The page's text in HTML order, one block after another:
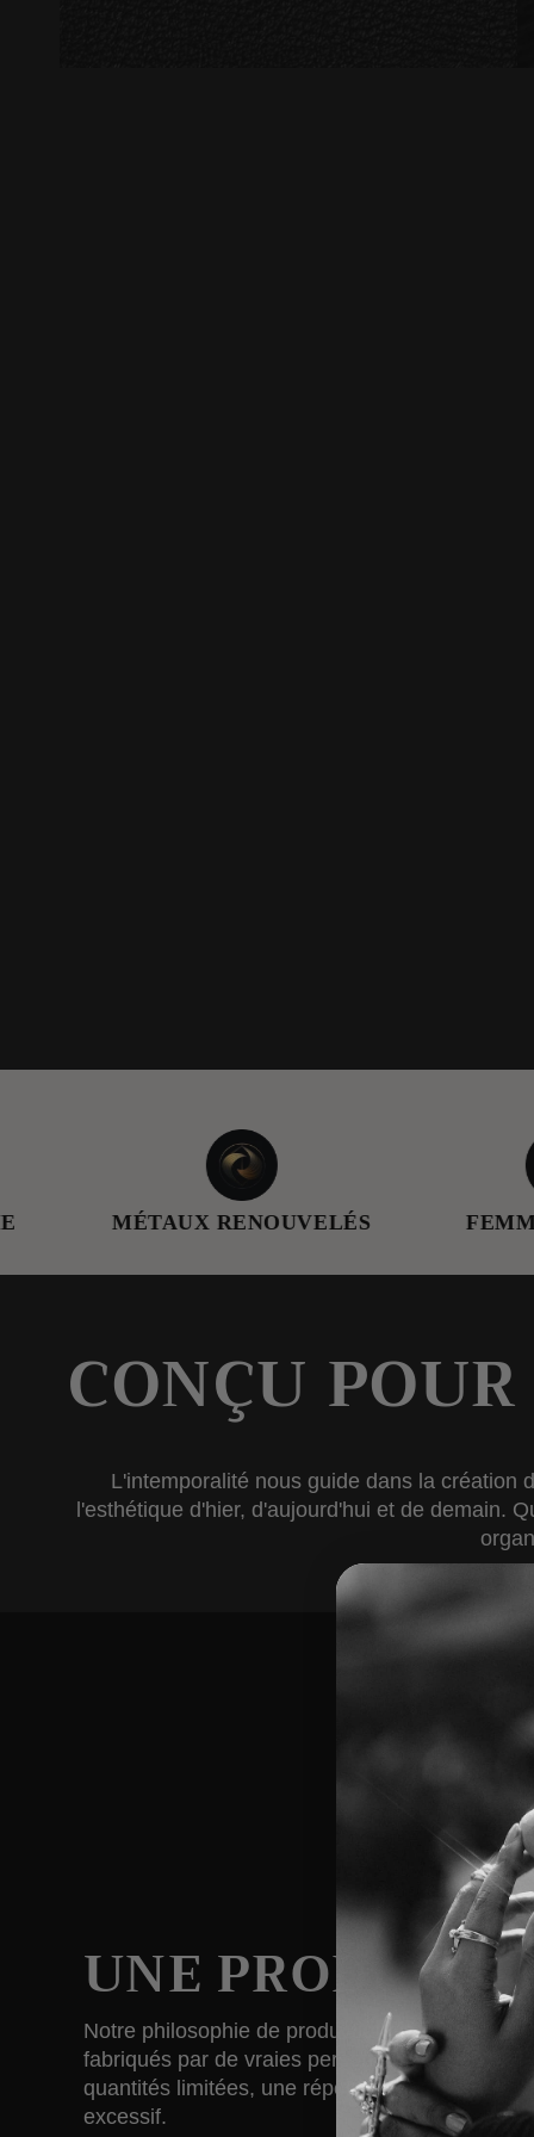
MÉTAUX RENOUVELÉS FEMME EN
CONÇU
L'intemporalité nous guide dans la création
l'esthétique d'hier, d'aujourd'hui et de demain.
UNE
Notre philosophie de production est ancrée
fabriqués par de vraies personnes ! Ce
quantités limitées, une réponse consciente à
excessif.